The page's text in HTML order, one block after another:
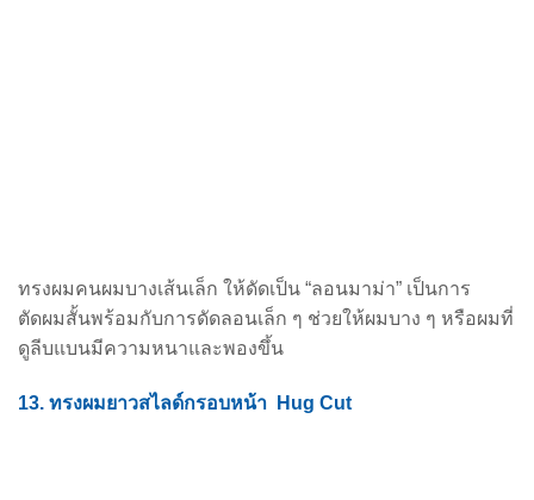
ทรงผมคนผมบางเส้นเล็ก ให้ดัดเป็น “ลอนมาม่า” เป็นการ
ตัดผมสั้นพร้อมกับการดัดลอนเล็ก ๆ ช่วยให้ผมบาง ๆ หรือผมที่
ดูลีบแบนมีความหนาและพองขึ้น
13. ทรงผมยาวสไลด์กรอบหน้า Hug Cut